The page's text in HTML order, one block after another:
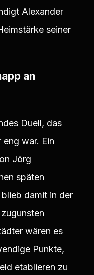
Alexander
seiner
an
Duell, das
eng war. Ein
Jörg
späten
damit in der
wären es
Punkte,
etablieren zu